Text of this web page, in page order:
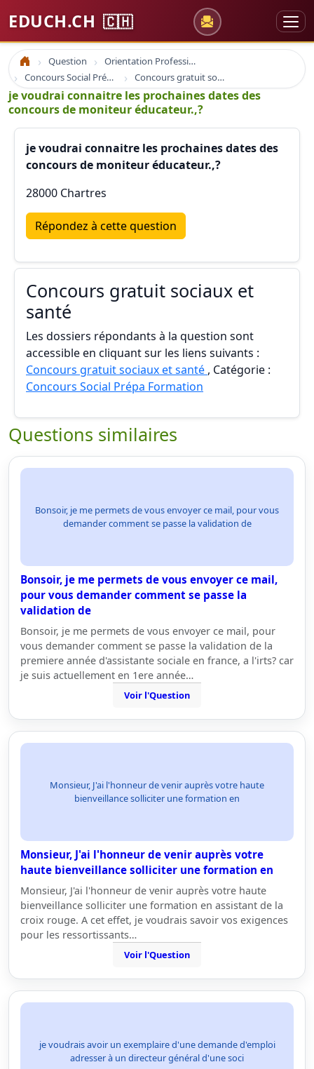
EDUCH.CH 🇨🇭
Accueil Question
Orientation Professionnelle
Concours Social Prépa Formation
Concours gratuit sociaux et santé
je voudrai connaitre les prochaines dates des
concours de moniteur éducateur.,?
je voudrai connaitre les prochaines dates des
concours de moniteur éducateur.,?
28000 Chartres
Répondez à cette question
Concours gratuit sociaux et
santé
Les dossiers répondants à la question sont
accessible en cliquant sur les liens suivants :
Concours gratuit sociaux et santé , Catégorie :
Concours Social Prépa Formation
Questions similaires
Bonsoir, je me permets de vous envoyer ce mail, pour vous
demander comment se passe la validation de
Bonsoir, je me permets de vous envoyer ce mail,
pour vous demander comment se passe la
validation de
Bonsoir, je me permets de vous envoyer ce mail, pour
vous demander comment se passe la validation de la
premiere année d'assistante sociale en france, a l'irts? car
je suis actuellement en 1ere année…
Voir l'Question
Monsieur, J'ai l'honneur de venir auprès votre haute
bienveillance solliciter une formation en
Monsieur, J'ai l'honneur de venir auprès votre
haute bienveillance solliciter une formation en
Monsieur, J'ai l'honneur de venir auprès votre haute
bienveillance solliciter une formation en assistant de la
croix rouge. A cet effet, je voudrais savoir vos exigences
pour les ressortissants…
Voir l'Question
je voudrais avoir un exemplaire d'une demande d'emploi
adresser à un directeur général d'une soci